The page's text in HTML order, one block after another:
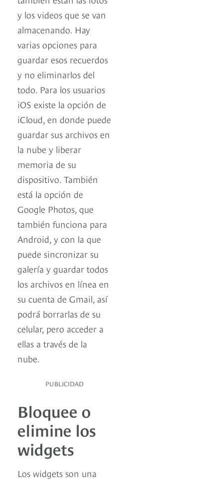
y los videos que se van
almacenando. Hay
varias opciones para
guardar esos recuerdos
y no eliminarlos del
todo. Para los usuarios
iOS existe la opción de
iCloud, en donde puede
guardar sus archivos en
la nube y liberar
memoria de su
dispositivo. También
está la opción de
Google Photos, que
también funciona para
Android, y con la que
puede sincronizar su
galería y guardar todos
los archivos en línea en
su cuenta de Gmail, así
podrá borrarlas de su
celular, pero acceder a
ellas a través de la
nube.
PUBLICIDAD
Bloquee o
elimine los
widgets
Los widgets son una